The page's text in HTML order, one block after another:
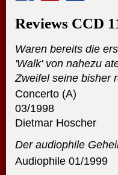
Reviews CCD
Waren bereits die
'Walk' von nahezu
Zweifel seine bisher
Concerto (A)
03/1998
Dietmar Hoscher
Der audiophile
Audiophile 01/1999